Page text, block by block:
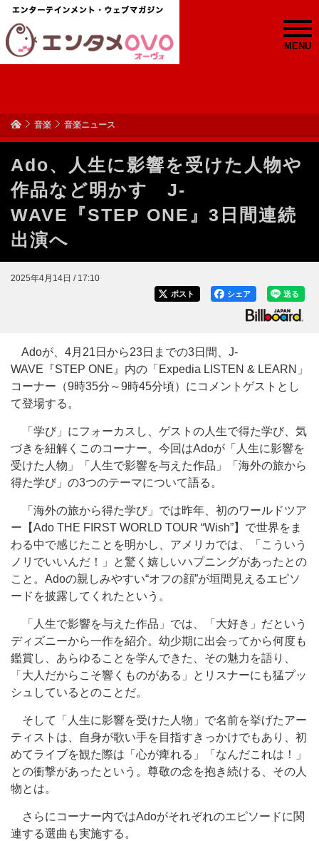
MENU
音楽 音楽ニュース
Ado、人生に影響を受けた人物や
作品など明かす J-
WAVE『STEP ONE』3日間連続
出演へ
2025年4月14日 / 17:10
送る
シェア
ポスト
Adoが、4月21日から23日までの3日間、J-
WAVE『STEP ONE』内の「Expedia LISTEN & LEARN」
コーナー（9時35分～9時45分頃）にコメントゲストとし
て登場する。
「学び」にフォーカスし、ゲストの人生で得た学び、気
づきを紐解くこのコーナー。今回はAdoが「人生に影響を
受けた人物」「人生で影響を与えた作品」「海外の旅から
得た学び」の3つのテーマについて語る。
「海外の旅から得た学び」では昨年、初のワールドツア
ー【Ado THE FIRST WORLD TOUR “Wish”】で世界をま
わる中で感じたことを明かし、アメリカでは、「こういう
ノリでいいんだ！」と驚く嬉しいハプニングがあったとの
こと。Adoの親しみやすい“オフの顔”が垣間見えるエピソ
ードを披露してくれたという。
「人生で影響を与えた作品」では、「大好き」だという
ディズニーから一作を紹介。幼少期に出会ってから何度も
鑑賞し、あらゆることを学んできた、その魅力を語り、
「大人だからこそ響くものがある」とリスナーにも猛プッ
シュしているとのことだ。
そして「人生に影響を受けた人物」で名前を挙げたアー
ティストは、自身が歌い手を目指すきっかけでもあり、初
めてライブを観た際は「心が痺れる」「なんだこれは！」
との衝撃があったという。尊敬の念を抱き続ける、その人
物とは。
さらにコーナー内ではAdoがそれぞれのエピソードに関
連する選曲も実施する。